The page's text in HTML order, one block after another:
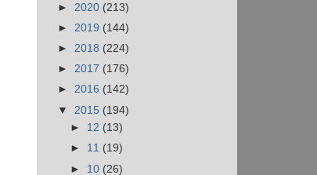
► 2020 (213)
► 2019 (144)
► 2018 (224)
► 2017 (176)
► 2016 (142)
▼ 2015 (194)
► 12 (13)
► 11 (19)
► 10 (26)